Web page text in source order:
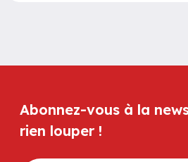
Abonnez-vous à la
rien louper !